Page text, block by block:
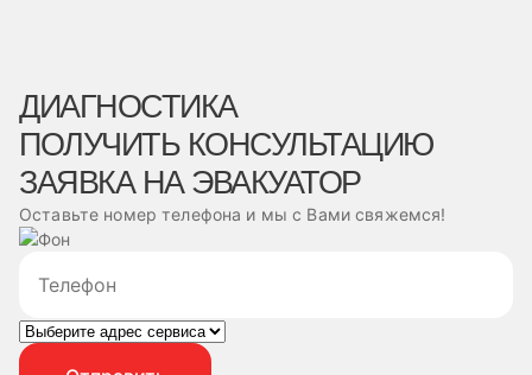
ДИАГНОСТИКА
ПОЛУЧИТЬ КОНСУЛЬТАЦИЮ
ЗАЯВКА НА ЭВАКУАТОР
Оставьте номер телефона и мы с Вами свяжемся!